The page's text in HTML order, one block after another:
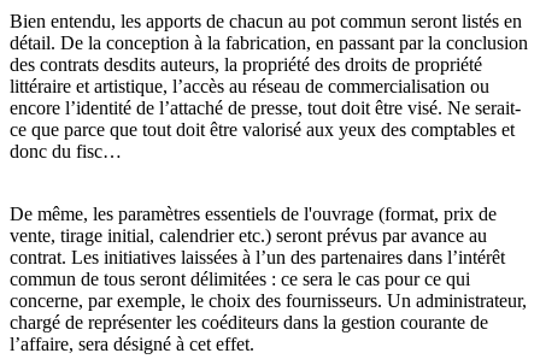
Bien entendu, les apports de chacun au pot commun seront listés en
détail. De la conception à la fabrication, en passant par la conclusion
des contrats desdits auteurs, la propriété des droits de propriété
littéraire et artistique, l’accès au réseau de commercialisation ou
encore l’identité de l’attaché de presse, tout doit être visé. Ne serait-
ce que parce que tout doit être valorisé aux yeux des comptables et
donc du fisc…
De même, les paramètres essentiels de l'ouvrage (format, prix de
vente, tirage initial, calendrier etc.) seront prévus par avance au
contrat. Les initiatives laissées à l’un des partenaires dans l’intérêt
commun de tous seront délimitées : ce sera le cas pour ce qui
concerne, par exemple, le choix des fournisseurs. Un administrateur,
chargé de représenter les coéditeurs dans la gestion courante de
l’affaire, sera désigné à cet effet.